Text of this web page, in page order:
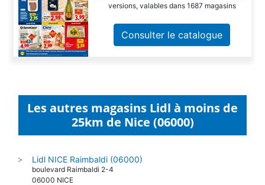
versions, valables dans 1687 magasins
Consulter le catalogue
Les autres magasins Lidl à moins de
25km de Nice (06000)
> Lidl NICE Raimbaldi (06000)
boulevard Raimbaldi 2-4
06000 NICE